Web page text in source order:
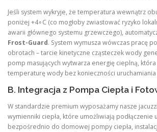
Jeśli system wykryje, że temperatura wewnątrz
poniżej +4∘C (co mogłoby zwiastować ryzyko
awarii głównego systemu grzewczego),
Frost-Guard. System wymusza wówczas pracę
obrotach – tarcie kinetyczne cząsteczek wody
pomp masujących wytwarza energię cieplną,
temperaturę wody bez konieczności uruchamiania
B. Integracja z Pompa Ciepła i
W standardzie premium wyposażamy nasze
wymienniki ciepła, które umożliwiają podłączenie
bezpośrednio do domowej pompy ciepła,